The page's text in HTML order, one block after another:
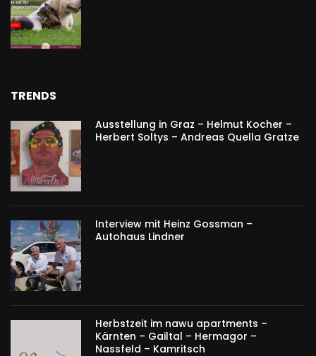
TRENDS
Ausstellung in Graz – Helmut Kocher –
Herbert Soltys – Andreas Quella Gratze
Interview mit Heinz Gossman –
Autohaus Lindner
Herbstzeit im nawu apartments –
Kärnten – Gailtal – Hermagor –
Nassfeld – Kamritsch